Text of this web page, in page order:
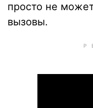
просто не
вызовы.